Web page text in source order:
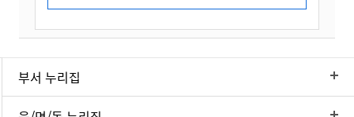
부서 누리집